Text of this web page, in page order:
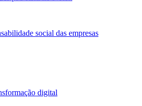
social das empresas
digital